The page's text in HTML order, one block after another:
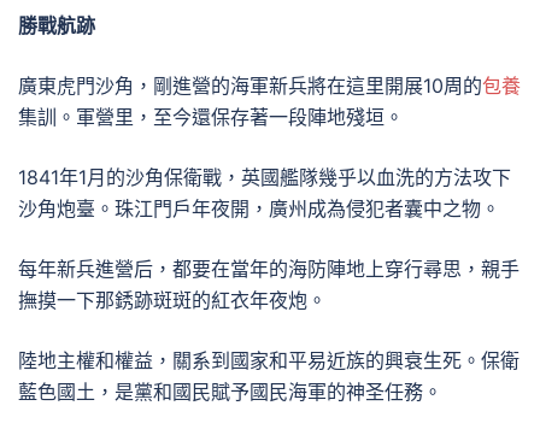
勝戰航跡
廣東虎門沙角，剛進營的海軍新兵將在這里開展10周的包養
集訓。軍營里，至今還保存著一段陣地殘垣。
1841年1月的沙角保衛戰，英國艦隊幾乎以血洗的方法攻下
沙角炮臺。珠江門戶年夜開，廣州成為侵犯者囊中之物。
每年新兵進營后，都要在當年的海防陣地上穿行尋思，親手
撫摸一下那銹跡斑斑的紅衣年夜炮。
陸地主權和權益，關系到國家和平易近族的興衰生死。保衛
藍色國土，是黨和國民賦予國民海軍的神圣任務。